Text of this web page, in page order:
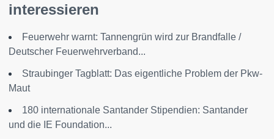
interessieren
Feuerwehr warnt: Tannengrün wird zur Brandfalle /
Deutscher Feuerwehrverband...
Straubinger Tagblatt: Das eigentliche Problem der Pkw-
Maut
180 internationale Santander Stipendien: Santander
und die IE Foundation...